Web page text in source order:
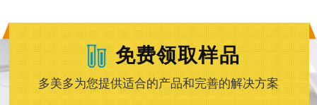
免费领取样品
多美多为您提供适合的产品和完善的解决方案